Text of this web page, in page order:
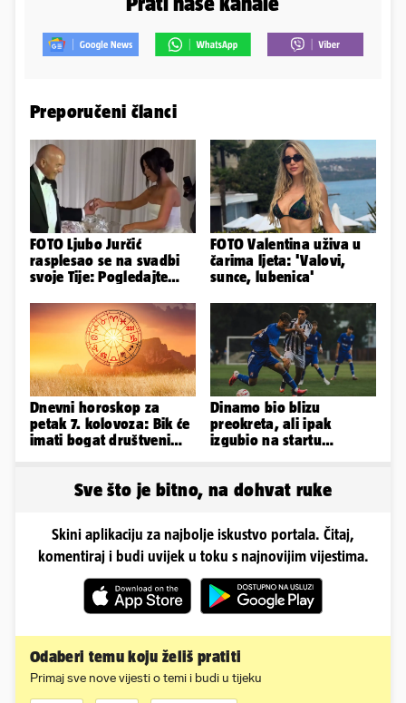
Preporučeni članci
FOTO Ljubo Jurčić
rasplesao se na svadbi
svoje Tije: Pogledajte
vjenčanje...
FOTO Valentina uživa u
čarima ljeta: 'Valovi,
sunce, lubenica'
Dnevni horoskop za
petak 7. kolovoza: Bik će
imati bogat društveni
Dinamo bio blizu
preokreta, ali ipak
izgubio na startu
Sve što je bitno, na dohvat ruke
Skini aplikaciju za najbolje iskustvo portala. Čitaj,
komentiraj i budi uvijek u toku s najnovijim vijestima.
Odaberi temu koju želiš pratiti
Primaj sve nove vijesti o temi i budi u tijeku